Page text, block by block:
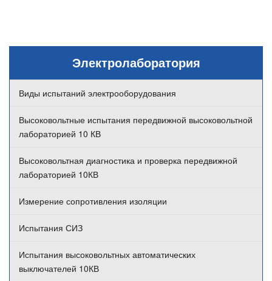
Электролаборатория
Виды испытаний электрооборудования
Высоковольтные испытания передвижной высоковольтной
лабораторией 10 КВ
Высоковольтная диагностика и проверка передвижной
лабораторией 10КВ
Измерение сопротивления изоляции
Испытания СИЗ
Испытания высоковольтных автоматических
выключателей 10КВ